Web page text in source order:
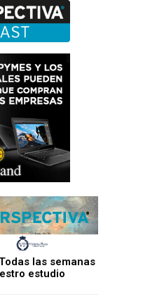
las semanas
estudio